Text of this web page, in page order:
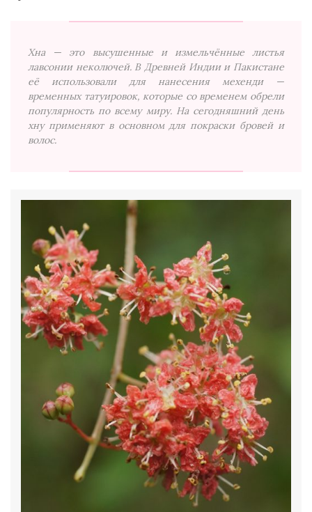
Хна — это высушенные и измельчённые листья
лавсонии неколючей. В Древней Индии и Пакистане
её использовали для нанесения мехенди —
временных татуировок, которые со временем обрели
популярность по всему миру. На сегодняшний день
хну применяют в основном для покраски бровей и
волос.